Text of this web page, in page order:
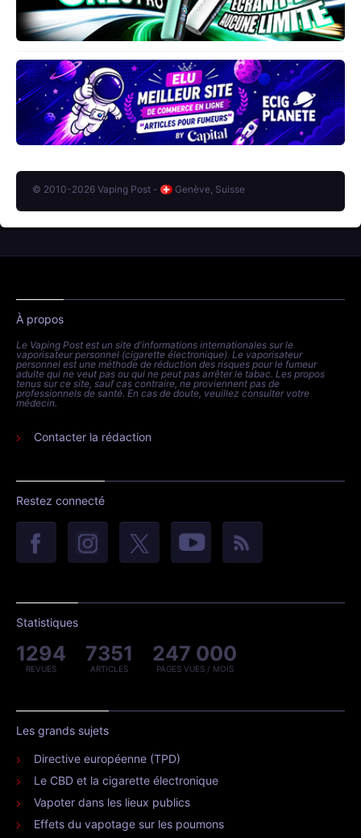
© 2010-2026 Vaping Post - Genève, Suisse
À propos
Le Vaping Post est un site d'informations internationales sur le
vaporisateur personnel (cigarette électronique). Le vaporisateur
personnel est une méthode de réduction des risques pour le fumeur
adulte qui ne veut pas ou qui ne peut pas arrêter le tabac. Les propos
tenus sur ce site, sauf cas contraire, ne proviennent pas de
professionnels de santé. En cas de doute, veuillez consulter votre
médecin.
Contacter la rédaction
Restez connecté
Statistiques
1294
REVUES
7351
ARTICLES
247 000
PAGES VUES / MOIS
Les grands sujets
Directive européenne (TPD)
Le CBD et la cigarette électronique
Vapoter dans les lieux publics
Effets du vapotage sur les poumons